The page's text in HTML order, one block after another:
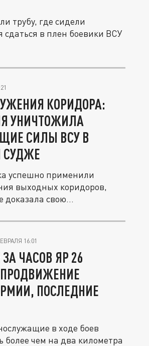
трубу, где сидели
сдаться в плен боевики ВСУ
КОРИДОРА:
УНИЧТОЖИЛА
СИЛЫ ВСУ В
СУДЖЕ
успешно применили
выходных коридоров,
доказала свою
16:01
ЧАСОВ ЯР 26
ПОСЛЕДНИЕ
в ходе боев
более чем на два километра